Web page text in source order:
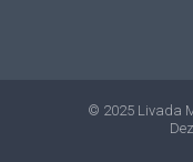
© 2025 Livada